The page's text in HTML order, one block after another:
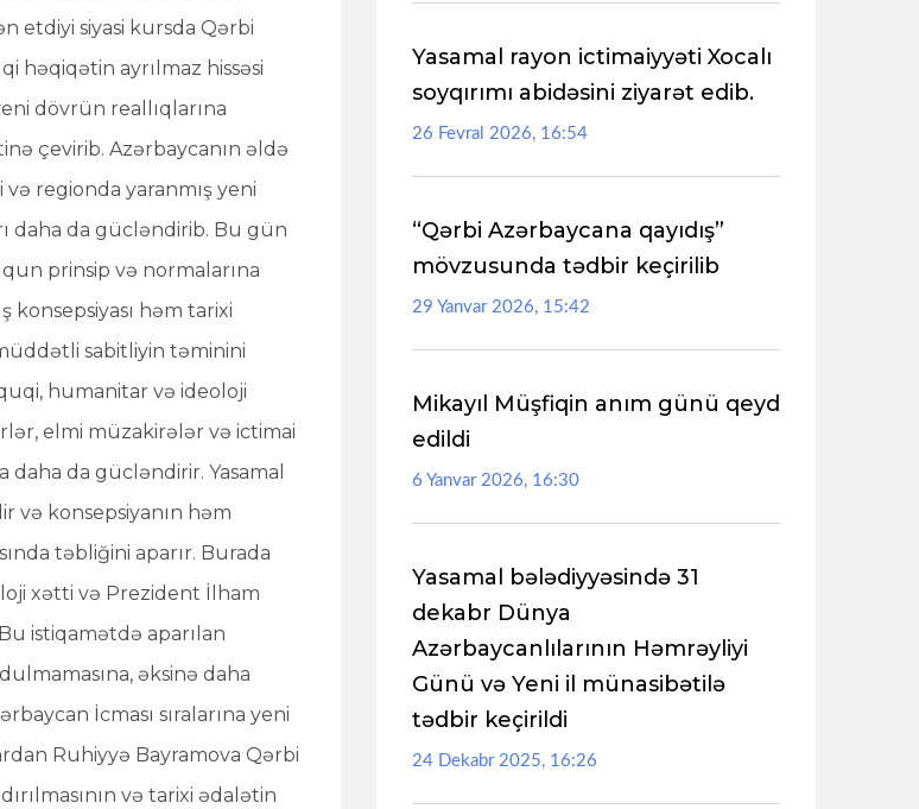
etdiyi siyasi kursda Qərbi
həqiqətin ayrılmaz hissəsi
dövrün reallıqlarına
çevirib. Azərbaycanın əldə
regionda yaranmış yeni
daha da gücləndirib. Bu gün
prinsip və normalarına
konsepsiyası həm tarixi
sabitliyin təminini
humanitar və ideoloji
elmi müzakirələr və ictimai
daha da gücləndirir. Yasamal
və konsepsiyanın həm
təbliğini aparır. Burada
xətti və Prezident İlham
istiqamətdə aparılan
əksinə daha
İcması sıralarına yeni
Ruhiyyə Bayramova Qərbi
və tarixi ədalətin
Yasamal rayon ictimaiyyəti Xocalı
soyqırımı abidəsini ziyarət edib.
26 Fevral 2026, 16:54
“Qərbi Azərbaycana qayıdış”
mövzusunda tədbir keçirilib
29 Yanvar 2026, 15:42
Mikayıl Müşfiqin anım günü qeyd
edildi
6 Yanvar 2026, 16:30
Yasamal bələdiyyəsində 31
dekabr Dünya
Azərbaycanlılarının Həmrəyliyi
Günü və Yeni il münasibətilə
tədbir keçirildi
24 Dekabr 2025, 16:26